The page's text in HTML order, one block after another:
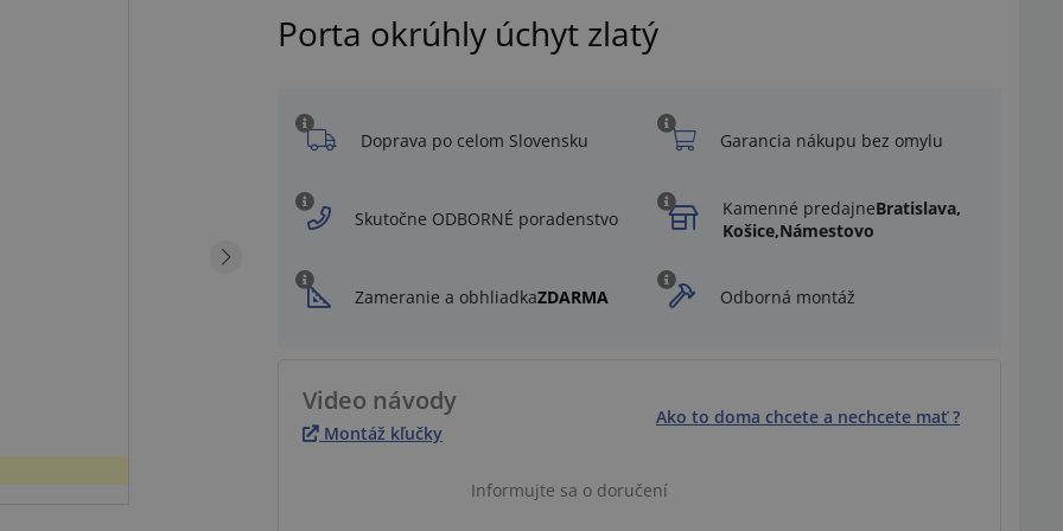
Porta okrúhly úchyt zlatý
Doprava po celom Slovensku Garancia nákupu bez omylu
Skutočne ODBORNÉ poradenstvo Kamenné predajneBratislava,
Košice,Námestovo
Zameranie a obhliadkaZDARMA Odborná montáž
Video návody
Montáž kľučky
Ako to doma chcete a nechcete mať ?
Informujte sa o doručení